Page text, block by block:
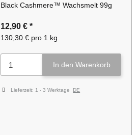
Black Cashmere™ Wachsmelt 99g
12,90 € *
130,30 € pro 1 kg
In den Warenkorb
Lieferzeit: 1 - 3 Werktage DE